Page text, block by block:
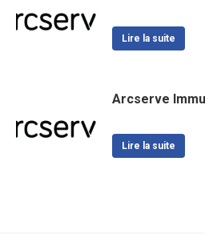
Lire la suite
Arcserve
Lire la suite